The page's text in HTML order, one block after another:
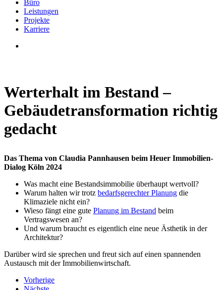
Büro
Leistungen
Projekte
Karriere
Werterhalt im Bestand –
Gebäudetransformation richtig
gedacht
Das Thema von Claudia Pannhausen beim Heuer Immobilien-
Dialog Köln 2024
Was macht eine Bestandsimmobilie überhaupt wertvoll?
Warum halten wir trotz bedarfsgerechter Planung die
Klimaziele nicht ein?
Wieso fängt eine gute Planung im Bestand beim
Vertragswesen an?
Und warum braucht es eigentlich eine neue Ästhetik in der
Architektur?
Darüber wird sie sprechen und freut sich auf einen spannenden
Austausch mit der Immobilienwirtschaft.
Vorherige